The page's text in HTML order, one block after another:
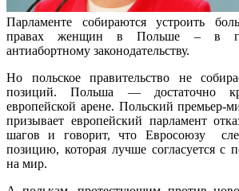
Парламенте собираются устроить
правах женщин в Польше – в
антиабортному законодательству.
Но польское правительство не
позиций. Польша — достаточно
европейской арене. Польский премьер-
призывает европейский парламент
шагов и говорит, что Евросоюзу
позицию, которая лучше согласуется с
на мир.